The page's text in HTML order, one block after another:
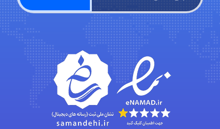
Kati
emami
ehtesham